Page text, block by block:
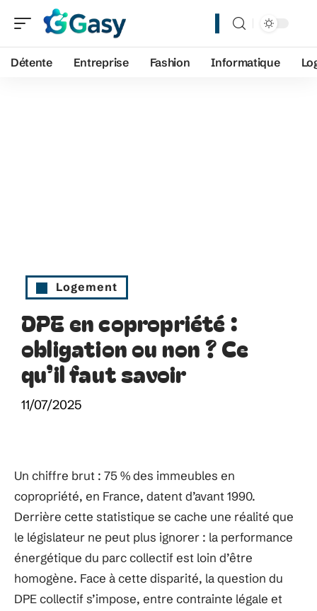
Détente Entreprise Fashion Informatique
Logement
DPE en copropriété :
obligation ou non ? Ce
qu’il faut savoir
11/07/2025
Un chiffre brut : 75 % des immeubles en
copropriété, en France, datent d’avant 1990.
Derrière cette statistique se cache une réalité que
le législateur ne peut plus ignorer : la performance
énergétique du parc collectif est loin d’être
homogène. Face à cette disparité, la question du
DPE collectif s’impose, entre contrainte légale et